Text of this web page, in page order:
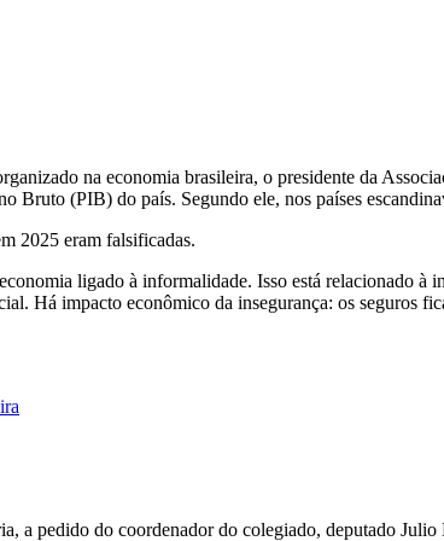
na economia brasileira, o presidente da
(PIB) do país. Segundo ele, nos países
2025 eram falsificadas.
ligado à informalidade. Isso está relacionado à
Há impacto econômico da insegurança: os seguros
a pedido do coordenador do colegiado, deputado Julio